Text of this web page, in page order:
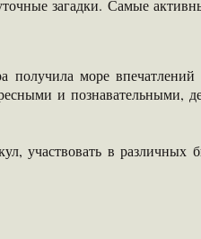
загадки. Самые
море впечатлений
и познавательными,
участвовать в различных